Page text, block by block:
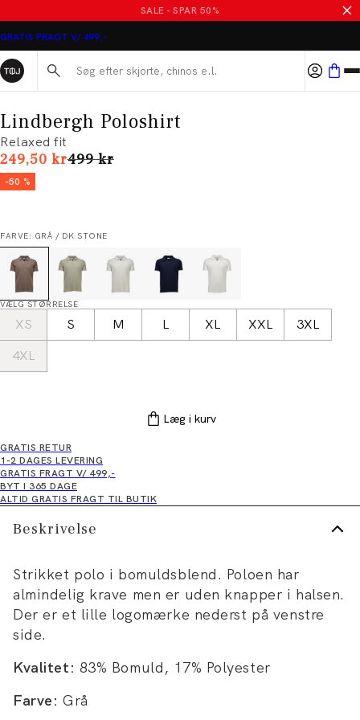
SALE - SPAR 50%
GRATIS FRAGT V/ 499,-
Søg her...
Lindbergh Poloshirt
Relaxed fit
249,50 krI alt (uden rabat)
499 kr
-50 %
FARVE: GRÅ / DK STONE
VÆLG STØRRELSE
XS S M L XL XXL
3XL
4XL
Læg i kurv
GRATIS RETUR
1-2 DAGES LEVERING
GRATIS FRAGT V/ 499,-
BYT I 365 DAGE
ALTID GRATIS FRAGT TIL BUTIK
Beskrivelse
Strikket polo i bomuldsblend. Poloen har
almindelig krave men er uden knapper i halsen.
Der er et lille logomærke nederst på venstre
side.
Kvalitet: 83% Bomuld, 17% Polyester
Farve: Grå